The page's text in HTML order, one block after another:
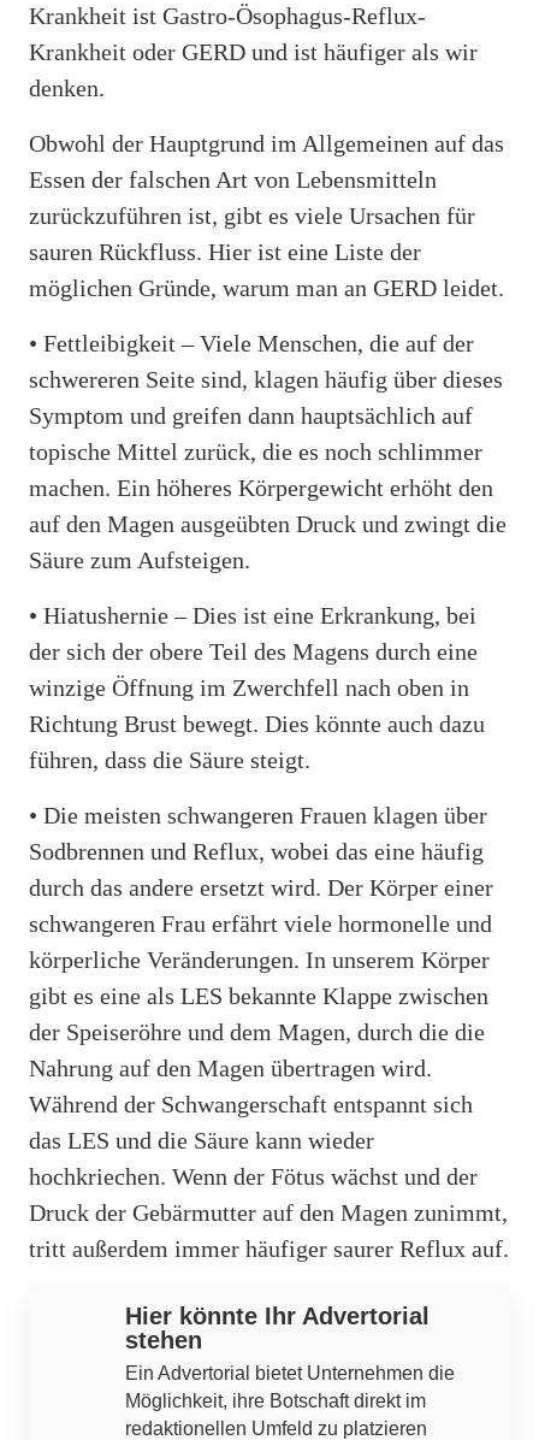
Krankheit ist Gastro-Ösophagus-Reflux-
Krankheit oder GERD und ist häufiger als wir
denken.
Obwohl der Hauptgrund im Allgemeinen auf das
Essen der falschen Art von Lebensmitteln
zurückzuführen ist, gibt es viele Ursachen für
sauren Rückfluss. Hier ist eine Liste der
möglichen Gründe, warum man an GERD leidet.
• Fettleibigkeit – Viele Menschen, die auf der
schwereren Seite sind, klagen häufig über dieses
Symptom und greifen dann hauptsächlich auf
topische Mittel zurück, die es noch schlimmer
machen. Ein höheres Körpergewicht erhöht den
auf den Magen ausgeübten Druck und zwingt die
Säure zum Aufsteigen.
• Hiatushernie – Dies ist eine Erkrankung, bei
der sich der obere Teil des Magens durch eine
winzige Öffnung im Zwerchfell nach oben in
Richtung Brust bewegt. Dies könnte auch dazu
führen, dass die Säure steigt.
• Die meisten schwangeren Frauen klagen über
Sodbrennen und Reflux, wobei das eine häufig
durch das andere ersetzt wird. Der Körper einer
schwangeren Frau erfährt viele hormonelle und
körperliche Veränderungen. In unserem Körper
gibt es eine als LES bekannte Klappe zwischen
der Speiseröhre und dem Magen, durch die die
Nahrung auf den Magen übertragen wird.
Während der Schwangerschaft entspannt sich
das LES und die Säure kann wieder
hochkriechen. Wenn der Fötus wächst und der
Druck der Gebärmutter auf den Magen zunimmt,
tritt außerdem immer häufiger saurer Reflux auf.
Hier könnte Ihr Advertorial
stehen
Ein Advertorial bietet Unternehmen die
Möglichkeit, ihre Botschaft direkt im
redaktionellen Umfeld zu platzieren